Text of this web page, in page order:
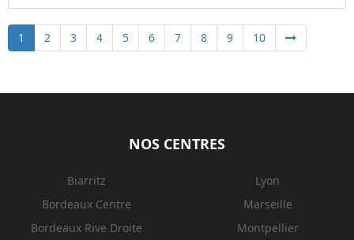
1 2 3 4 5 6 7 8 9 10
NOS CENTRES
Biarritz
Bordeaux Centre
Bordeaux Rive Droite
Lyon
Marseille
Montpellier